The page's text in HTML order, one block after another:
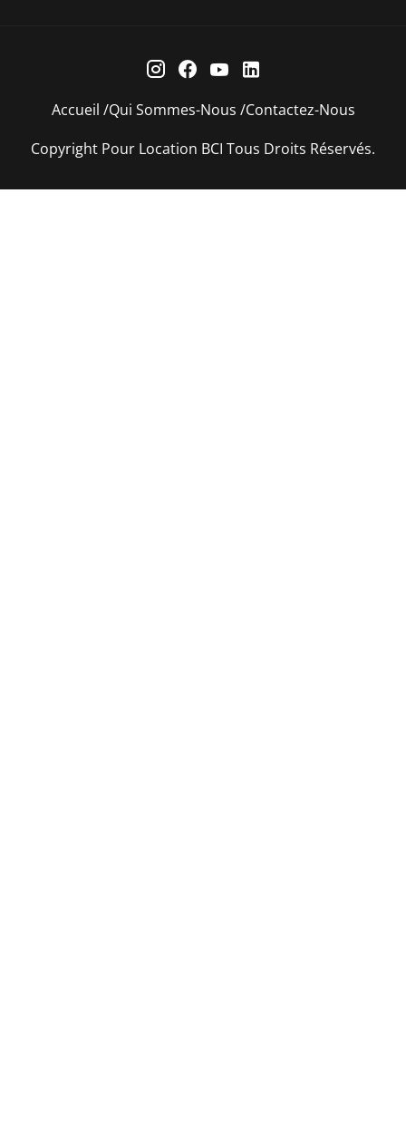
Accueil Qui Sommes-Nous Contactez-Nous
Copyright Pour Location BCI Tous Droits Réservés.